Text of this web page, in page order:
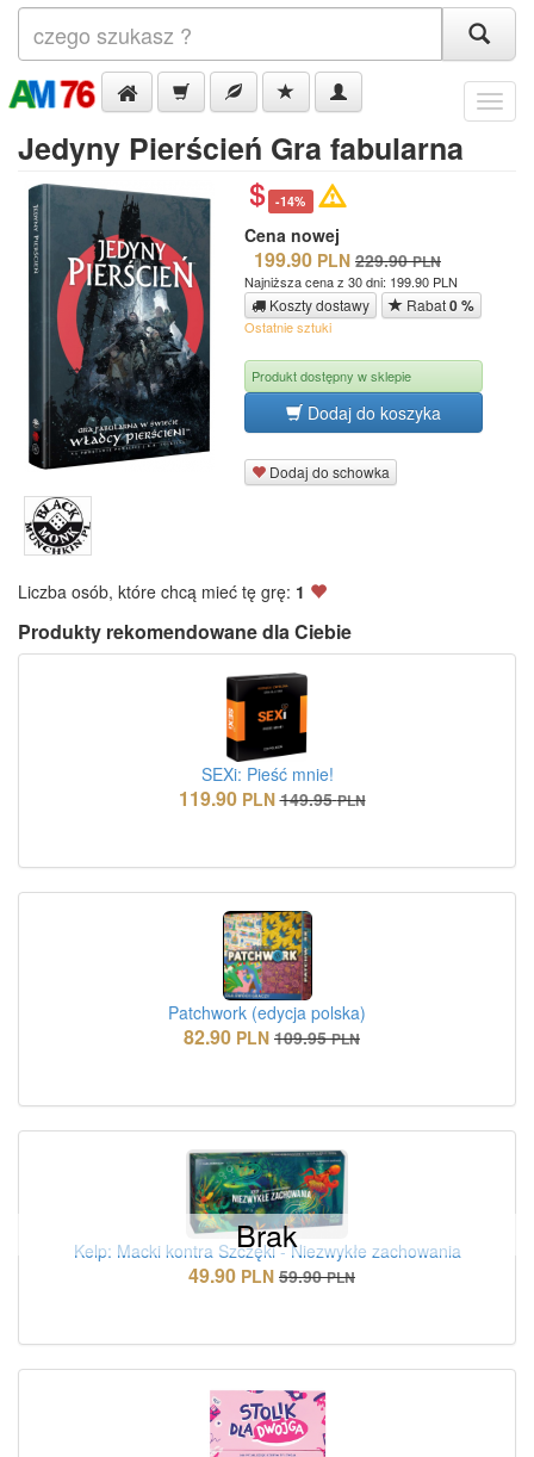
Menu
Jedyny Pierścień Gra fabularna
-14%
Cena nowej
199.90 PLN 229.90 PLN
Najniższa cena z 30 dni: 199.90 PLN
Koszty dostawy Rabat0 %
Ostatnie sztuki
Produkt dostępny w sklepie
Dodaj do koszyka
Dodaj do schowka
Liczba osób, które chcą mieć tę grę: 1
Produkty rekomendowane dla Ciebie
SEXi: Pieść mnie!
119.90 PLN 149.95 PLN
Patchwork (edycja polska)
82.90 PLN 109.95 PLN
Brak
Kelp: Macki kontra Szczęki - Niezwykłe zachowania
49.90 PLN 59.90 PLN